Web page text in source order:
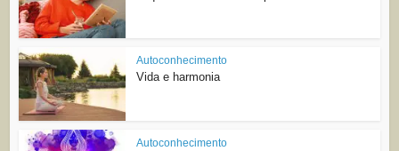
Autoconhecimento
Vida e harmonia
Autoconhecimento